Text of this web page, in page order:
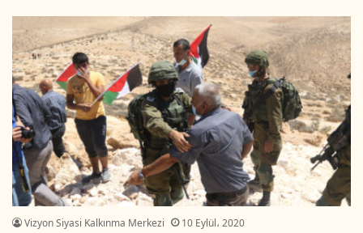
Vizyon Siyasi Kalkınma Merkezi 10 Eylül، 2020